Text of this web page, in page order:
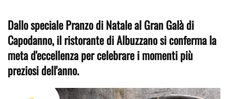
Dallo speciale Pranzo di Natale al Gran Galà di
Capodanno, il ristorante di Albuzzano si conferma la
meta d'eccellenza per celebrare i momenti più
preziosi dell'anno.